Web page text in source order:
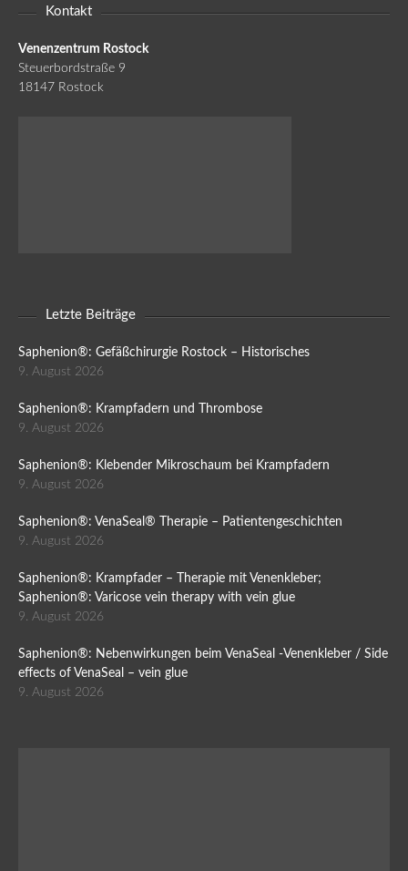
Kontakt
Venenzentrum Rostock
Steuerbordstraße 9
18147 Rostock
Letzte Beiträge
Saphenion®: Gefäßchirurgie Rostock – Historisches
9. August 2026
Saphenion®: Krampfadern und Thrombose
9. August 2026
Saphenion®: Klebender Mikroschaum bei Krampfadern
9. August 2026
Saphenion®: VenaSeal® Therapie – Patientengeschichten
9. August 2026
Saphenion®: Krampfader – Therapie mit Venenkleber;
Saphenion®: Varicose vein therapy with vein glue
9. August 2026
Saphenion®: Nebenwirkungen beim VenaSeal -Venenkleber / Side
effects of VenaSeal – vein glue
9. August 2026